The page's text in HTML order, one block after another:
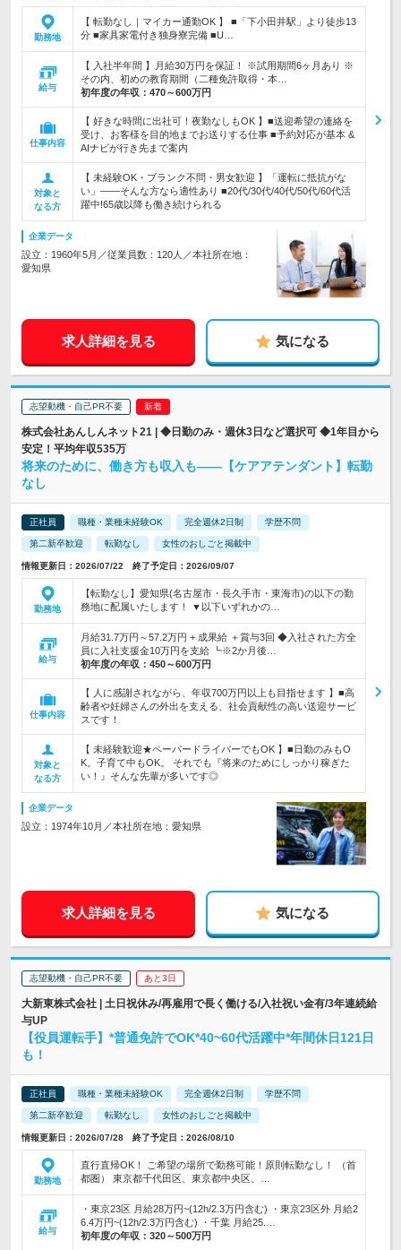
勤務地
【 転勤なし｜マイカー通勤OK 】 ■「下小田井駅」より徒歩13
分 ■家具家電付き独身寮完備 ■U…
給与
【 入社半年間 】月給30万円を保証！ ※試用期間6ヶ月あり ※
その内、初めの教育期間（二種免許取得・本…
初年度の年収： 470～600万円
仕事内容
【 好きな時間に出社可！夜勤なしもOK 】■送迎希望の連絡を
受け、お客様を目的地までお送りする仕事 ■予約対応が基本 &
AIナビが行き先まで案内
対象と
なる方
【 未経験OK・ブランク不問・男女歓迎 】「運転に抵抗がな
い」――そんな方なら適性あり ■20代/30代/40代/50代/60代活
躍中!65歳以降も働き続けられる
企業データ
設立：1960年5月／従業員数：120人／本社所在地：
愛知県
求人詳細を見る 気になる
志望動機・自己PR不要
株式会社あんしんネット21 | ◆日勤のみ・週休3日など選択可 ◆1年目から
安定！平均年収535万
将来のために、働き方も収入も――【ケアアテンダント】転勤
なし
正社員 職種・業種未経験OK 完全週休2日制 学歴不問
第二新卒歓迎 転勤なし 女性のおしごと掲載中
情報更新日：2026/07/22 終了予定日：2026/09/07
勤務地
【転勤なし】愛知県(名古屋市・長久手市・東海市)の以下の勤
務地に配属いたします！ ▼以下いずれかの…
給与
月給31.7万円～57.2万円 + 成果給 ＋賞与3回 ◆入社された方全
員に入社支援金10万円を支給 ┗※2か月後…
初年度の年収： 450～600万円
仕事内容
【 人に感謝されながら、年収700万円以上も目指せます 】■高
齢者や妊婦さんの外出を支える、社会貢献性の高い送迎サービ
スです！
対象と
なる方
【 未経験歓迎★ペーパードライバーでもOK 】■日勤のみもO
K。子育て中もOK。 それでも『将来のためにしっかり稼ぎた
い！』そんな先輩が多いです◎
企業データ
設立：1974年10月／本社所在地：愛知県
求人詳細を見る 気になる
志望動機・自己PR不要 あと3日
大新東株式会社 | 土日祝休み/再雇用で長く働ける/入社祝い金有/3年連続給
与UP
【役員運転手】*普通免許でOK*40~60代活躍中*年間休日121日
も！
正社員 職種・業種未経験OK 完全週休2日制 学歴不問
第二新卒歓迎 転勤なし 女性のおしごと掲載中
情報更新日：2026/07/28 終了予定日：2026/08/10
勤務地
直行直帰OK！ ご希望の場所で勤務可能！原則転勤なし！ （首
都圏） 東京都千代田区、東京都中央区、…
給与
・東京23区 月給28万円~(12h/2.3万円含む) ・東京23区外 月給2
6.4万円~(12h/2.3万円含む) ・千葉 月給25.…
初年度の年収： 320～500万円